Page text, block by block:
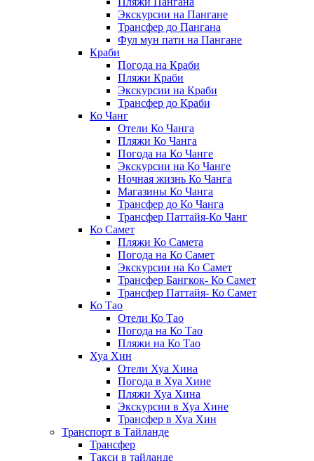
Экскурсии на Пангане
Трансфер до Пангана
Фул мун пати на Пангане
Краби
Погода на Краби
Пляжи Краби
Экскурсии на Краби
Трансфер до Краби
Ко Чанг
Отели Ко Чанга
Пляжи Ко Чанга
Погода на Ко Чанге
Экскурсии на Ко Чанге
Ночная жизнь Ко Чанга
Магазины Ко Чанга
Трансфер до Ко Чанга
Трансфер Паттайя-Ко Чанг
Ко Самет
Пляжи Ко Самета
Погода на Ко Самет
Экскурсии на Ко Самет
Трансфер Бангкок- Ко Самет
Трансфер Паттайя- Ко Самет
Ко Тао
Отели Ко Тао
Погода на Ко Тао
Пляжи на Ко Тао
Хуа Хин
Отели Хуа Хина
Погода в Хуа Хине
Пляжи Хуа Хина
Экскурсии в Хуа Хине
Трансфер в Хуа Хин
Транспорт в Тайланде
Трансфер
Такси в тайланде